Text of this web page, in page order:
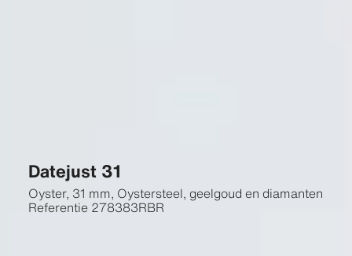
Datejust 31
Oyster, 31 mm, Oystersteel, geelgoud en diamanten
Referentie 278383RBR